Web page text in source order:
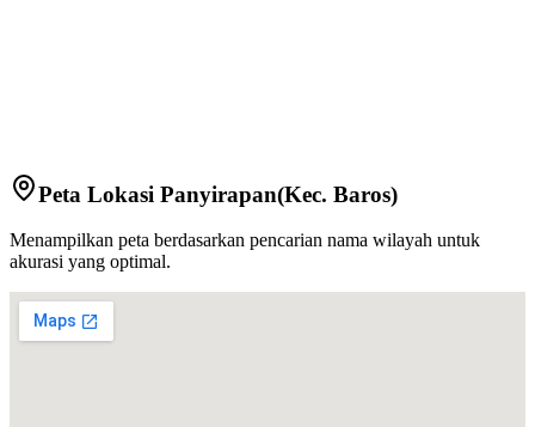
Peta Lokasi Panyirapan(Kec. Baros)
Menampilkan peta berdasarkan pencarian nama wilayah untuk
akurasi yang optimal.